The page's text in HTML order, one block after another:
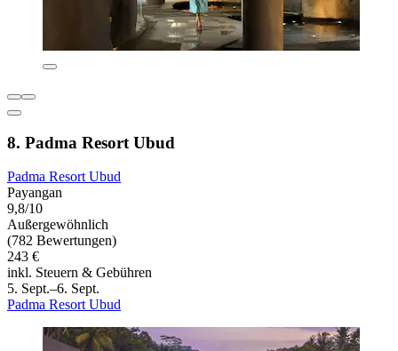
8. Padma Resort Ubud
Padma Resort Ubud
Payangan
9,8/10
Außergewöhnlich
(782 Bewertungen)
243 €
inkl. Steuern & Gebühren
5. Sept.–6. Sept.
Padma Resort Ubud